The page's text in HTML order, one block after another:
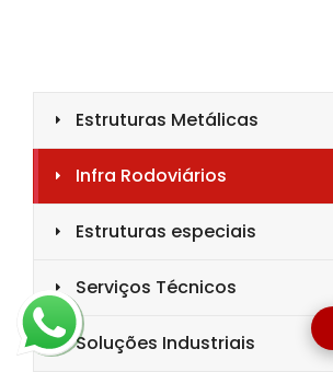
Solicitar Orçamento